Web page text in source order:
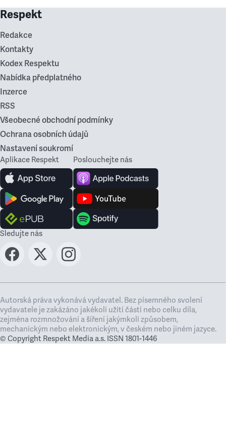
Respekt
Redakce
Kontakty
Kodex Respektu
Nabídka předplatného
Inzerce
RSS
Všeobecné obchodní podmínky
Ochrana osobních údajů
Nastavení soukromí
Aplikace Respekt Poslouchejte nás
Sledujte nás
Autorská práva vykonává vydavatel. Bez písemného svolení
vydavatele je zakázáno jakékoli užití částí nebo celku díla,
zejména rozmnožování a šíření jakýmkoli způsobem,
mechanickým nebo elektronickým, v českém nebo jiném jazyce.
© Copyright Respekt Media a.s. ISSN 1801-1446